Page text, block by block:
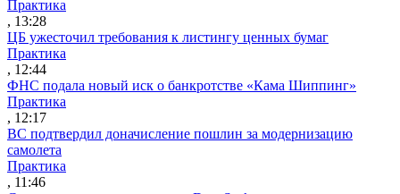
Практика
, 13:28
ЦБ ужесточил требования к листингу ценных бумаг
Практика
, 12:44
ФНС подала новый иск о банкротстве «Кама Шиппинг»
Практика
, 12:17
ВС подтвердил доначисление пошлин за модернизацию
самолета
Практика
, 11:46